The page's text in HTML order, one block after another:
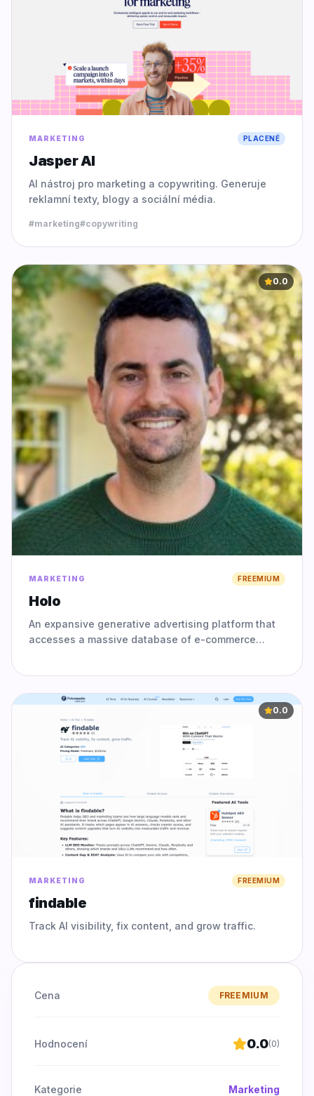
MARKETING PLACENÉ
Jasper AI
AI nástroj pro marketing a copywriting. Generuje
reklamní texty, blogy a sociální média.
#marketing#copywriting
0.0
MARKETING FREEMIUM
Holo
An expansive generative advertising platform that
accesses a massive database of e-commerce
0.0
MARKETING FREEMIUM
findable
Track AI visibility, fix content, and grow traffic.
Cena FREEMIUM
Hodnocení 0.0(0)
Kategorie Marketing